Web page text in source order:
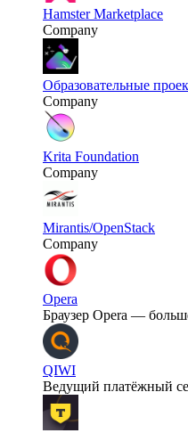
Hamster Marketplace
Company
Образовательные
Company
Krita Foundation
Company
Mirantis/OpenStack
Company
Opera
Браузер Opera —
QIWI
Ведущий платёжный